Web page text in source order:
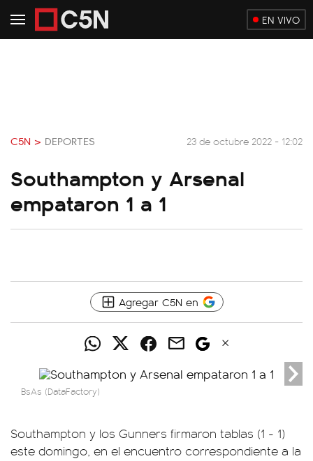
EN VIVO
C5N > DEPORTES 23 de octubre 2022 - 12:02
Southampton y Arsenal
empataron 1 a 1
Agregar C5N en
BsAs (DataFactory)
Southampton y los Gunners firmaron tablas (1 - 1)
este domingo, en el encuentro correspondiente a la